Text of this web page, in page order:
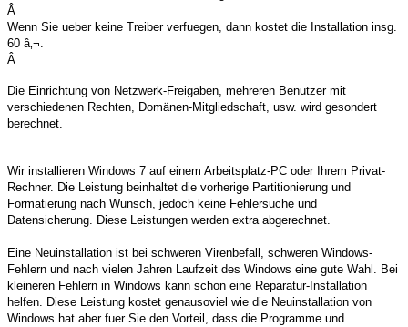
Â
Wenn Sie ueber keine Treiber verfuegen, dann kostet die Installation insg.
60 â‚¬.
Â
Die Einrichtung von Netzwerk-Freigaben, mehreren Benutzer mit
verschiedenen Rechten, Domänen-Mitgliedschaft, usw. wird gesondert
berechnet.
Wir installieren Windows 7 auf einem Arbeitsplatz-PC oder Ihrem Privat-
Rechner. Die Leistung beinhaltet die vorherige Partitionierung und
Formatierung nach Wunsch, jedoch keine Fehlersuche und
Datensicherung. Diese Leistungen werden extra abgerechnet.
Eine Neuinstallation ist bei schweren Virenbefall, schweren Windows-
Fehlern und nach vielen Jahren Laufzeit des Windows eine gute Wahl. Bei
kleineren Fehlern in Windows kann schon eine Reparatur-Installation
helfen. Diese Leistung kostet genausoviel wie die Neuinstallation von
Windows hat aber fuer Sie den Vorteil, dass die Programme und